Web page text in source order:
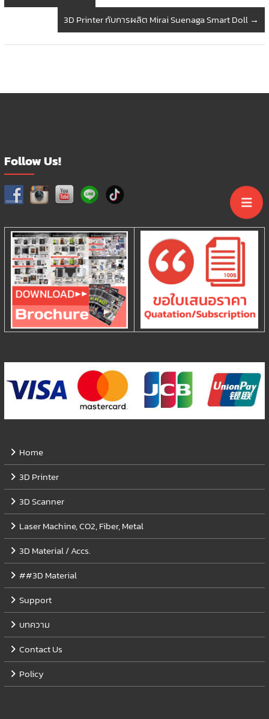
3D Printer กับการผลิต Mirai Suenaga Smart Doll →
Follow Us!
Home
3D Printer
3D Scanner
Laser Machine, CO2, Fiber, Metal
3D Material / Accs.
##3D Material
Support
บทความ
Contact Us
Policy